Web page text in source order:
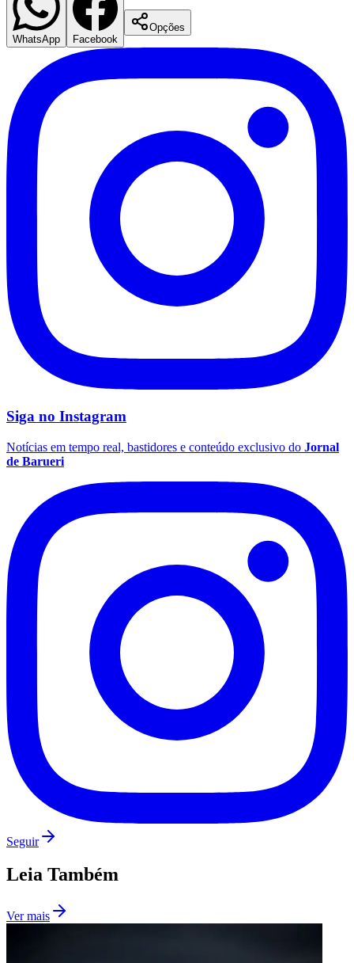
Corinthians
WhatsApp Facebook
Opções
Siga no Instagram
Notícias em tempo real, bastidores e conteúdo exclusivo do Jornal
de Barueri
Seguir
Leia Também
Ver mais